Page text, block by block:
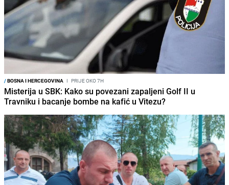
/BOSNA I HERCEGOVINA I PRIJE OKO 7H
Misterija u SBK: Kako su povezani zapaljeni Golf II u
Travniku i bacanje bombe na kafić u Vitezu?